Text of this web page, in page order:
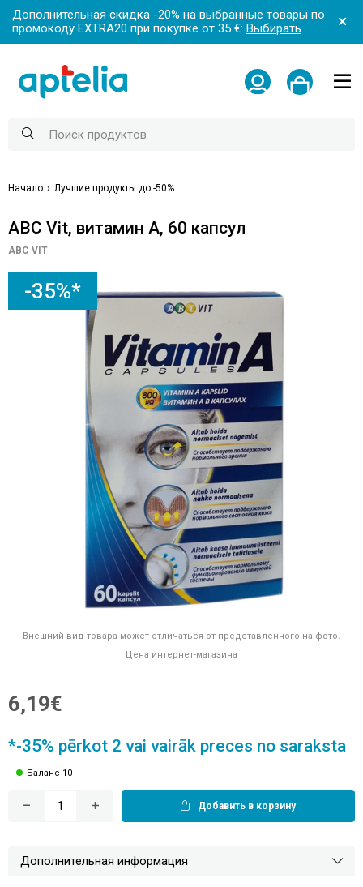
Дополнительная скидка -20% на выбранные товары по
промокоду EXTRA20 при покупке от 35 €: Выбирать
Начало Лучшие продукты до -50%
ABC Vit, витамин А, 60 капсул
ABC VIT
-35%*
Внешний вид товара может отличаться от представленного на фото.
Цена интернет-магазина
6,19€
*-35% pērkot 2 vai vairāk preces no saraksta
Баланс 10+
Добавить в корзину
Дополнительная информация